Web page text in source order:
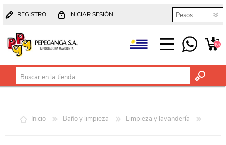
REGISTRO INICIAR SESIÓN
(0)
Inicio Baño y limpieza Limpieza y lavandería